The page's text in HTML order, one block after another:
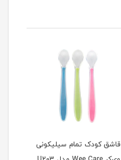
قاشق کودک تمام سیلیکونی